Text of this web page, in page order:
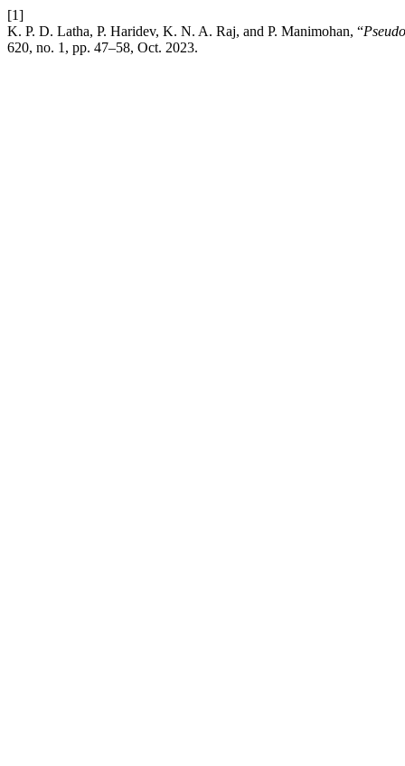
[1]
K. P. D. Latha, P. Haridev, K. N. A. Raj, and P. Manimohan, “
620, no. 1, pp. 47–58, Oct. 2023.